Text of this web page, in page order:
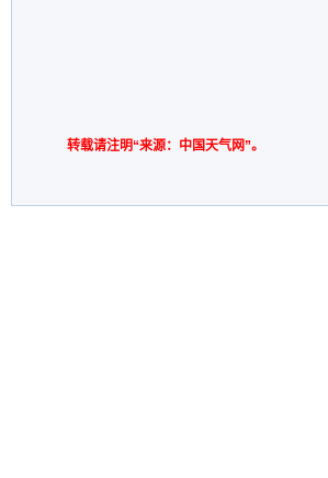
转载请注明“来源：中国天气网”。